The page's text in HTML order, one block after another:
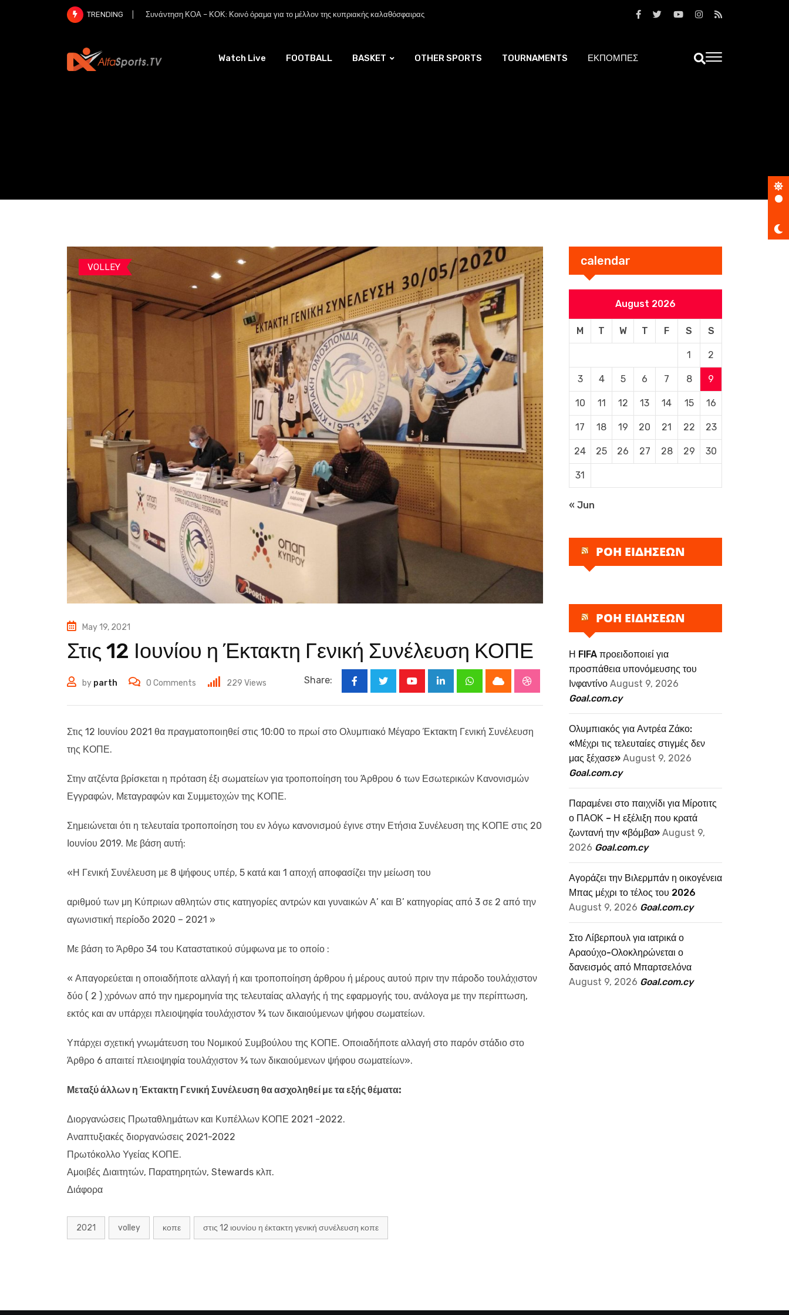
TRENDING Συνάντηση ΚΟΑ – ΚΟΚ: Κοινό όραμα για το μέλλον της κυπριακής καλαθόσφαιρας
Watch Live FOOTBALL BASKET OTHER SPORTS TOURNAMENTS ΕΚΠΟΜΠΕΣ
VOLLEY
May 19, 2021
Στις 12 Ιουνίου η Έκτακτη Γενική Συνέλευση ΚΟΠΕ
by parth 0 Comments 229 Views Share:
LinkedInWhatsappCloud StumbleUpon
Στις 12 Ιουνίου 2021 θα πραγματοποιηθεί στις 10:00 το πρωί στο Ολυμπιακό Μέγαρο Έκτακτη Γενική Συνέλευση
της ΚΟΠΕ.
Στην ατζέντα βρίσκεται η πρόταση έξι σωματείων για τροποποίηση του Άρθρου 6 των Εσωτερικών Κανονισμών
Εγγραφών, Μεταγραφών και Συμμετοχών της ΚΟΠΕ.
Σημειώνεται ότι η τελευταία τροποποίηση του εν λόγω κανονισμού έγινε στην Ετήσια Συνέλευση της ΚΟΠΕ στις 20
Ιουνίου 2019. Με βάση αυτή:
«Η Γενική Συνέλευση με 8 ψήφους υπέρ, 5 κατά και 1 αποχή αποφασίζει την μείωση του
αριθμού των μη Κύπριων αθλητών στις κατηγορίες αντρών και γυναικών Α’ και Β’ κατηγορίας από 3 σε 2 από την
αγωνιστική περίοδο 2020 – 2021 »
Με βάση το Άρθρο 34 του Καταστατικού σύμφωνα με το οποίο :
« Απαγορεύεται η οποιαδήποτε αλλαγή ή και τροποποίηση άρθρου ή μέρους αυτού πριν την πάροδο τουλάχιστον
δύο ( 2 ) χρόνων από την ημερομηνία της τελευταίας αλλαγής ή της εφαρμογής του, ανάλογα με την περίπτωση,
εκτός και αν υπάρχει πλειοψηφία τουλάχιστον ¾ των δικαιούμενων ψήφου σωματείων.
Υπάρχει σχετική γνωμάτευση του Νομικού Συμβούλου της ΚΟΠΕ. Οποιαδήποτε αλλαγή στο παρόν στάδιο στο
Άρθρο 6 απαιτεί πλειοψηφία τουλάχιστον 3⁄4 των δικαιούμενων ψήφου σωματείων».
Μεταξύ άλλων η Έκτακτη Γενική Συνέλευση θα ασχοληθεί με τα εξής θέματα:
Διοργανώσεις Πρωταθλημάτων και Κυπέλλων ΚΟΠΕ 2021 -2022.
Αναπτυξιακές διοργανώσεις 2021-2022
Πρωτόκολλο Υγείας ΚΟΠΕ.
Αμοιβές Διαιτητών, Παρατηρητών, Stewards κλπ.
Διάφορα
2021 volley κοπε στις 12 ιουνίου η έκτακτη γενική συνέλευση κοπε
calendar
August 2026
M T W T F S S
1 2
3 4 5 6 7 8 9
10 11 12 13 14 15 16
17 18 19 20 21 22 23
24 25 26 27 28 29 30
31
« Jun
ΡΟΗ ΕΙΔΗΣΕΩΝ
ΡΟΗ ΕΙΔΗΣΕΩΝ
Η FIFA προειδοποιεί για
προσπάθεια υπονόμευσης του
Ινφαντίνο August 9, 2026
Goal.com.cy
Ολυμπιακός για Αντρέα Ζάκο:
«Μέχρι τις τελευταίες στιγμές δεν
μας ξέχασε» August 9, 2026
Goal.com.cy
Παραμένει στο παιχνίδι για Μίροτιτς
ο ΠΑΟΚ – Η εξέλιξη που κρατά
ζωντανή την «βόμβα» August 9,
2026 Goal.com.cy
Αγοράζει την Βιλερμπάν η οικογένεια
Μπας μέχρι το τέλος του 2026
August 9, 2026 Goal.com.cy
Στο Λίβερπουλ για ιατρικά ο
Αραούχο-Ολοκληρώνεται ο
δανεισμός από Μπαρτσελόνα
August 9, 2026 Goal.com.cy